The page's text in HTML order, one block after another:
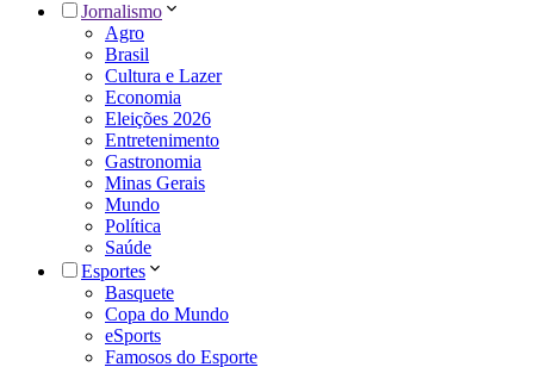
Jornalismo
Agro
Brasil
Cultura e Lazer
Economia
Eleições 2026
Entretenimento
Gastronomia
Minas Gerais
Mundo
Política
Saúde
Esportes
Basquete
Copa do Mundo
eSports
Famosos do Esporte